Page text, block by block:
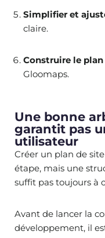
Simplifier et
claire.
Construire le
Gloomaps.
Une bonne
garantit pas
utilisateur
Créer un plan de
étape, mais une
suffit pas toujours à
Avant de lancer la
développement, il